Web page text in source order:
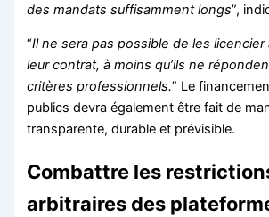
des mandats suffisamment longs”,
“Il ne sera pas possible de les licencier
leur contrat, à moins qu’ils ne
critères professionnels.” Le
publics devra également être fait de
transparente, durable et prévisible.
Combattre les
arbitraires des